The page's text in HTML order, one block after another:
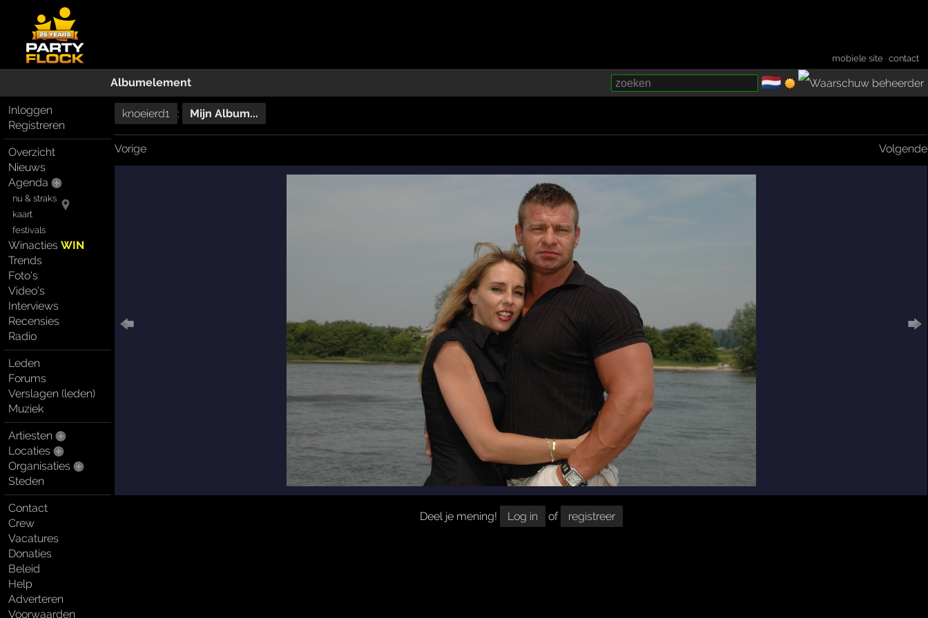
mobiele site ·contact
Albumelement 🇳🇱
Inloggen
Registreren
Overzicht
Nieuws
Agenda
nu & straks
kaart
festivals
WinactiesWIN
Trends
Foto's
Video's
Interviews
Recensies
Radio
Leden
Forums
Verslagen (leden)
Muziek
Artiesten
Locaties
Organisaties
Steden
Contact
Crew
Vacatures
Donaties
Beleid
Help
Adverteren
Voorwaarden
knoeierd1 : Mijn Album...
Vorige Volgende
Deel je mening! Log in of registreer